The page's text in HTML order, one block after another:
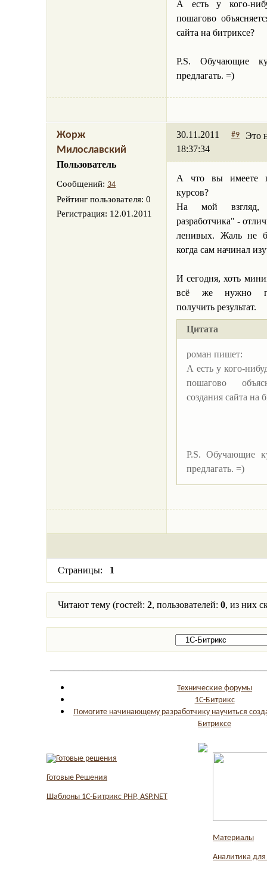
А есть у кого-
пошагово
сайта на битриксе?
P.S. Обучающие
предлагать. =)
Жорж
Милославский
Пользователь
Сообщений: 34
Рейтинг пользователя: 0
Регистрация: 12.01.2011
Это
#9
30.11.2011
18:37:34
А что вы имеете
курсов?
На мой взгляд,
разработчика" -
ленивых. Жаль не
когда сам начинал
И сегодня, хоть
всё же нужно
получить результат.
Цитата
роман пишет:
А есть у кого-
пошагово
создания сайта на
P.S. Обучающие
предлагать. =)
Страницы: 1
Читают тему (гостей: 2, пользователей: 0, из них
Технические форумы
1С-Битрикс
Помогите начинающему разработчику научиться
Битриксе
Готовые Решения
Шаблоны 1С-Битрикс PHP, ASP.NET
Материалы
Аналитика